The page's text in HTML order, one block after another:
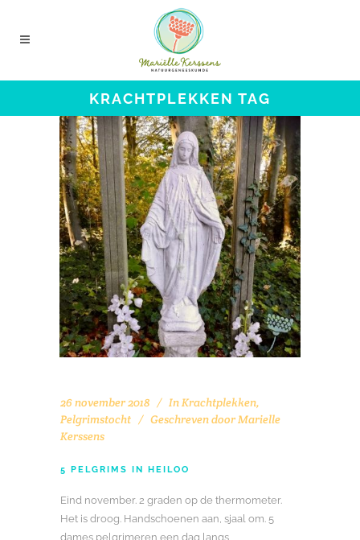
KRACHTPLEKKEN TAG
26 november 2018 InKrachtplekken,
Pelgrimstocht
Geschreven doorMarielle
Kerssens
5 PELGRIMS IN HEILOO
Eind november. 2 graden op de thermometer.
Het is droog. Handschoenen aan, sjaal om. 5
dames pelgrimeren een dag langs